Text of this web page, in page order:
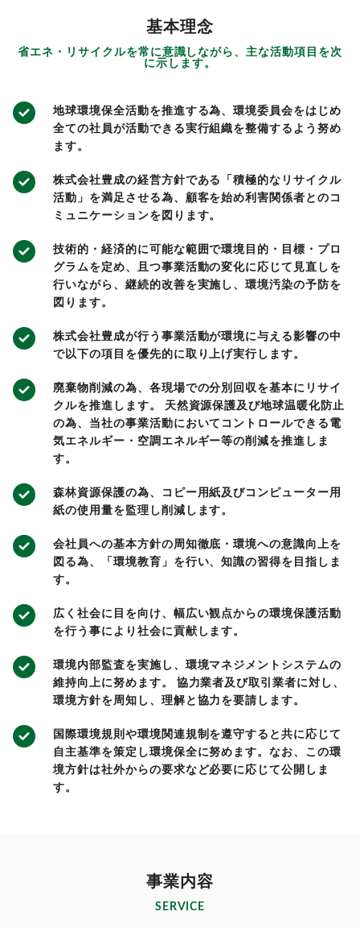
基本理念
省エネ・リサイクルを常に意識しながら、主な活動項目を次
に示します。
地球環境保全活動を推進する為、環境委員会をはじめ
全ての社員が活動できる実行組織を整備するよう努め
ます。
株式会社豊成の経営方針である「積極的なリサイクル
活動」を満足させる為、顧客を始め利害関係者とのコ
ミュニケーションを図ります。
技術的・経済的に可能な範囲で環境目的・目標・プロ
グラムを定め、且つ事業活動の変化に応じて見直しを
行いながら、継続的改善を実施し、環境汚染の予防を
図ります。
株式会社豊成が行う事業活動が環境に与える影響の中
で以下の項目を優先的に取り上げ実行します。
廃棄物削減の為、各現場での分別回収を基本にリサイ
クルを推進します。 天然資源保護及び地球温暖化防止
の為、当社の事業活動においてコントロールできる電
気エネルギー・空調エネルギー等の削減を推進しま
す。
森林資源保護の為、コピー用紙及びコンピューター用
紙の使用量を監理し削減します。
会社員への基本方針の周知徹底・環境への意識向上を
図る為、「環境教育」を行い、知識の習得を目指しま
す。
広く社会に目を向け、幅広い観点からの環境保護活動
を行う事により社会に貢献します。
環境内部監査を実施し、環境マネジメントシステムの
維持向上に努めます。 協力業者及び取引業者に対し、
環境方針を周知し、理解と協力を要請します。
国際環境規則や環境関連規制を遵守すると共に応じて
自主基準を策定し環境保全に努めます。なお、この環
境方針は社外からの要求など必要に応じて公開しま
す。
事業内容
SERVICE